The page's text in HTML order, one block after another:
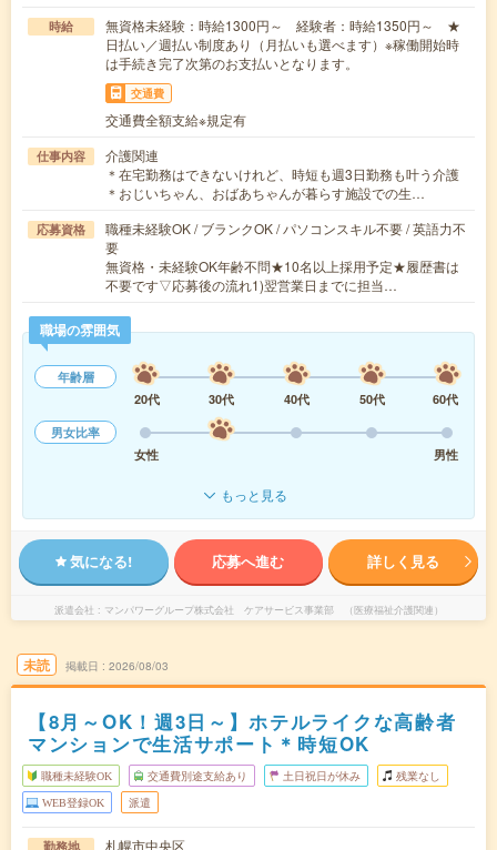
時給
無資格未経験：時給1300円～ 経験者：時給1350円～ ★
日払い／週払い制度あり（月払いも選べます）※稼働開始時
は手続き完了次第のお支払いとなります。
交通費
交通費全額支給※規定有
仕事内容
介護関連
＊在宅勤務はできないけれど、時短も週3日勤務も叶う介護
＊おじいちゃん、おばあちゃんが暮らす施設での生…
応募資格
職種未経験OK / ブランクOK / パソコンスキル不要 / 英語力不
要
無資格・未経験OK年齢不問★10名以上採用予定★履歴書は
不要です▽応募後の流れ1)翌営業日までに担当…
職場の雰囲気
年齢層
20代
30代 40代 50代
60代
男女比率
女性
男性
もっと見る
気になる! 応募へ進む 詳しく見る
派遣会社 マンパワーグループ株式会社 ケアサービス事業部 （医療福祉介護関連）
未読 掲載日 2026/08/03
【8月～OK！週3日～】ホテルライクな高齢者
マンションで生活サポート＊時短OK
職種未経験OK 交通費別途支給あり 土日祝日が休み 残業なし
WEB登録OK 派遣
勤務地 札幌市中央区